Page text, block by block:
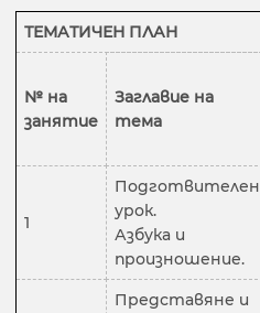
ТЕМАТИЧЕН ПЛАН
№ на
занятие
Заглавие на
тема
1
Подготвителен
урок.
Азбука и
произношение.
Представяне и